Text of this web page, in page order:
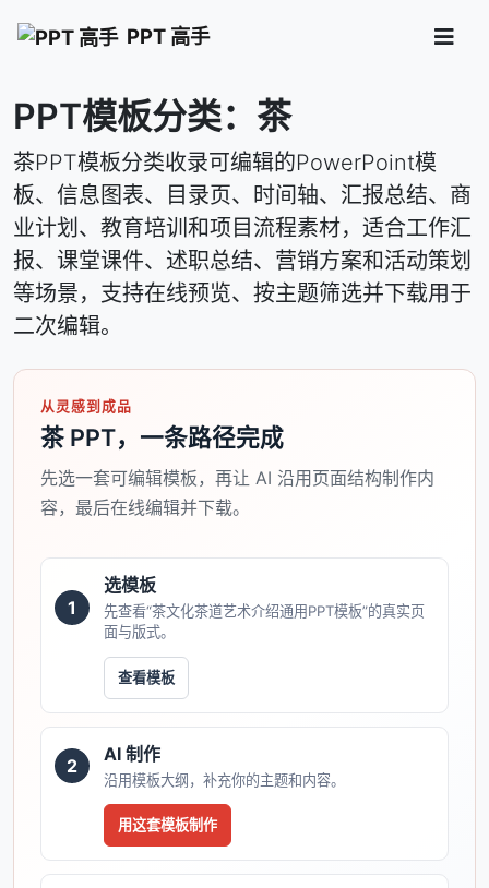
PPT 高手
PPT模板分类：茶
茶PPT模板分类收录可编辑的PowerPoint模
板、信息图表、目录页、时间轴、汇报总结、商
业计划、教育培训和项目流程素材，适合工作汇
报、课堂课件、述职总结、营销方案和活动策划
等场景，支持在线预览、按主题筛选并下载用于
二次编辑。
从灵感到成品
茶 PPT，一条路径完成
先选一套可编辑模板，再让 AI 沿用页面结构制作内
容，最后在线编辑并下载。
1
选模板
先查看“茶文化茶道艺术介绍通用PPT模板”的真实页
面与版式。
查看模板
2
AI 制作
沿用模板大纲，补充你的主题和内容。
用这套模板制作